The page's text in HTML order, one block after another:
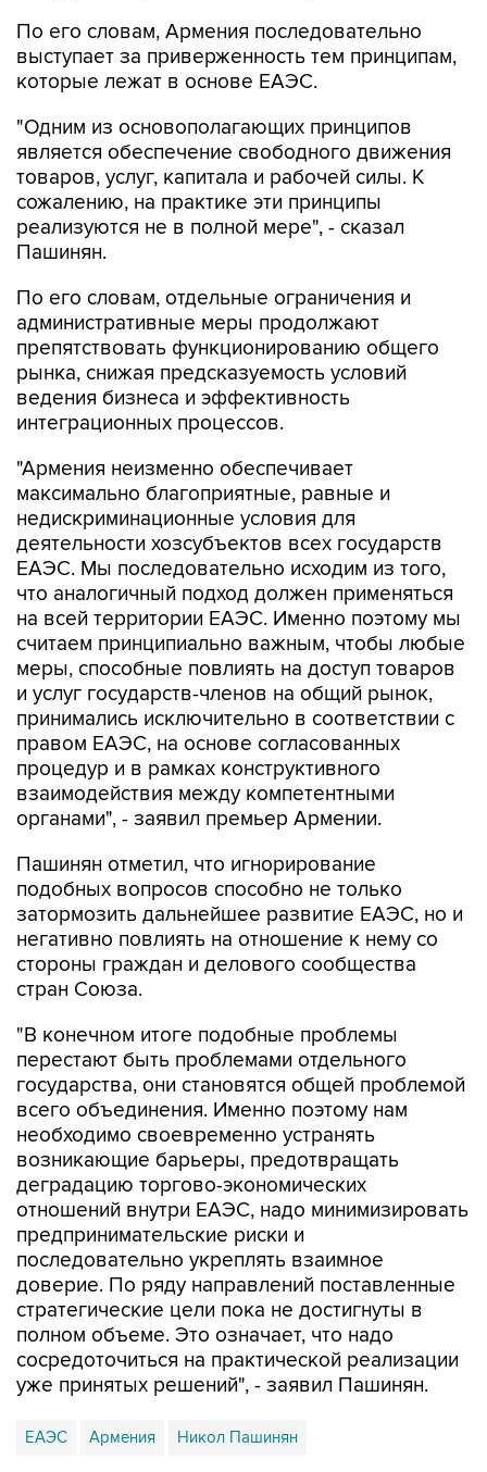
По его словам, Армения последовательно
выступает за приверженность тем принципам,
которые лежат в основе ЕАЭС.
"Одним из основополагающих принципов
является обеспечение свободного движения
товаров, услуг, капитала и рабочей силы. К
сожалению, на практике эти принципы
реализуются не в полной мере", - сказал
Пашинян.
По его словам, отдельные ограничения и
административные меры продолжают
препятствовать функционированию общего
рынка, снижая предсказуемость условий
ведения бизнеса и эффективность
интеграционных процессов.
"Армения неизменно обеспечивает
максимально благоприятные, равные и
недискриминационные условия для
деятельности хозсубъектов всех государств
ЕАЭС. Мы последовательно исходим из того,
что аналогичный подход должен применяться
на всей территории ЕАЭС. Именно поэтому мы
считаем принципиально важным, чтобы любые
меры, способные повлиять на доступ товаров
и услуг государств-членов на общий рынок,
принимались исключительно в соответствии с
правом ЕАЭС, на основе согласованных
процедур и в рамках конструктивного
взаимодействия между компетентными
органами", - заявил премьер Армении.
Пашинян отметил, что игнорирование
подобных вопросов способно не только
затормозить дальнейшее развитие ЕАЭС, но и
негативно повлиять на отношение к нему со
стороны граждан и делового сообщества
стран Союза.
"В конечном итоге подобные проблемы
перестают быть проблемами отдельного
государства, они становятся общей проблемой
всего объединения. Именно поэтому нам
необходимо своевременно устранять
возникающие барьеры, предотвращать
деградацию торгово-экономических
отношений внутри ЕАЭС, надо минимизировать
предпринимательские риски и
последовательно укреплять взаимное
доверие. По ряду направлений поставленные
стратегические цели пока не достигнуты в
полном объеме. Это означает, что надо
сосредоточиться на практической реализации
уже принятых решений", - заявил Пашинян.
ЕАЭС Армения Никол Пашинян